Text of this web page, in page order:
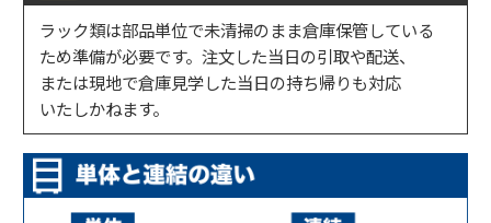
ラック類は部品単位で未清掃のまま倉庫保管している
ため準備が必要です。注文した当日の引取や配送、
または現地で倉庫見学した当日の持ち帰りも対応
いたしかねます。